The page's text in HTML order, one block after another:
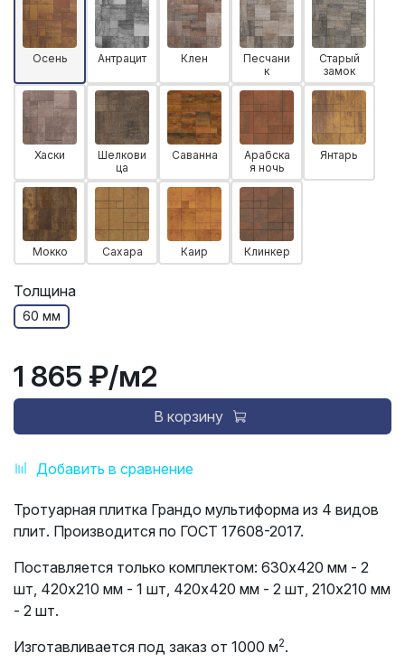
Добавить в сравнение
Осень Антрацит Клен
Песчани
к
Старый
замок
Хаски
Шелкови
ца
Саванна
Арабска
я ночь
Янтарь
Мокко Сахара Каир Клинкер
Толщина
60 мм
1 865 ₽/м2
В корзину
Тротуарная плитка Грандо мультиформа из 4 видов
плит. Производится по ГОСТ 17608-2017.
Поставляется только комплектом: 630х420 мм - 2
шт, 420х210 мм - 1 шт, 420х420 мм - 2 шт, 210х210 мм
- 2 шт.
Изготавливается под заказ от 1000 м2.